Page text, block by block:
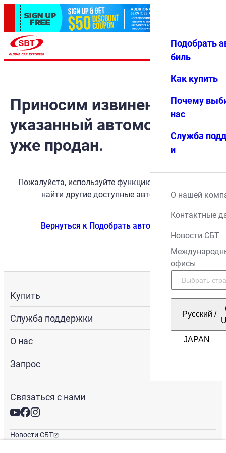
Избранн
Меню
Подобрать
биль
Как купить
Почему
нас
Служба
и
О нашей
Контактные
Новости СБТ
офисы
Русский /
Приносим извинения, но
указанный автомобиль
уже продан.
Пожалуйста, используйте функцию поиска, чтобы
найти другие доступные автомобили.
Вернуться к Подобрать автомобиль
Купить
Служба поддержки
О нас
Запрос
Связаться с нами
Новости СБТ